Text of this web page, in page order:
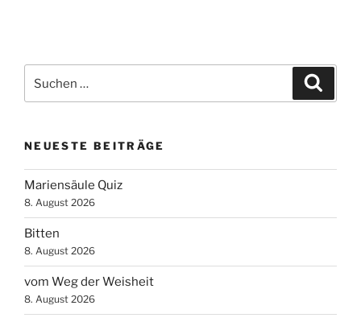
nach:
NEUESTE BEITRÄGE
Mariensäule Quiz
8. August 2026
Bitten
8. August 2026
vom Weg der Weisheit
8. August 2026